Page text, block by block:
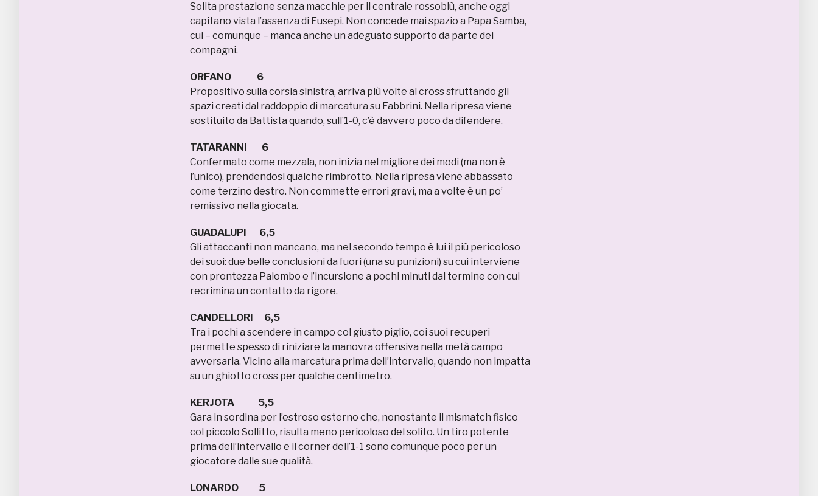
Solita prestazione senza macchie per il centrale rossoblù, anche oggi
capitano vista l’assenza di Eusepi. Non concede mai spazio a Papa Samba,
cui – comunque – manca anche un adeguato supporto da parte dei
compagni.
ORFANO 6
Propositivo sulla corsia sinistra, arriva più volte al cross sfruttando gli
spazi creati dal raddoppio di marcatura su Fabbrini. Nella ripresa viene
sostituito da Battista quando, sull’1-0, c’è davvero poco da difendere.
TATARANNI 6
Confermato come mezzala, non inizia nel migliore dei modi (ma non è
l’unico), prendendosi qualche rimbrotto. Nella ripresa viene abbassato
come terzino destro. Non commette errori gravi, ma a volte è un po’
remissivo nella giocata.
GUADALUPI 6,5
Gli attaccanti non mancano, ma nel secondo tempo è lui il più pericoloso
dei suoi: due belle conclusioni da fuori (una su punizioni) su cui interviene
con prontezza Palombo e l’incursione a pochi minuti dal termine con cui
recrimina un contatto da rigore.
CANDELLORI 6,5
Tra i pochi a scendere in campo col giusto piglio, coi suoi recuperi
permette spesso di riniziare la manovra offensiva nella metà campo
avversaria. Vicino alla marcatura prima dell’intervallo, quando non impatta
su un ghiotto cross per qualche centimetro.
KERJOTA 5,5
Gara in sordina per l’estroso esterno che, nonostante il mismatch fisico
col piccolo Sollitto, risulta meno pericoloso del solito. Un tiro potente
prima dell’intervallo e il corner dell’1-1 sono comunque poco per un
giocatore dalle sue qualità.
LONARDO 5